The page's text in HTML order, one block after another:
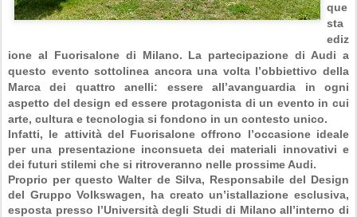
que
sta
ediz
ione al Fuorisalone di Milano. La partecipazione di Audi a
questo evento sottolinea ancora una volta l’obbiettivo della
Marca dei quattro anelli: essere all’avanguardia in ogni
aspetto del design ed essere protagonista di un evento in cui
arte, cultura e tecnologia si fondono in un contesto unico.
Infatti, le attività del Fuorisalone offrono l’occasione ideale
per una presentazione inconsueta dei materiali innovativi e
dei futuri stilemi che si ritroveranno nelle prossime Audi.
Proprio per questo Walter de Silva, Responsabile del Design
del Gruppo Volkswagen, ha creato un’istallazione esclusiva,
esposta presso l’Università degli Studi di Milano all’interno di